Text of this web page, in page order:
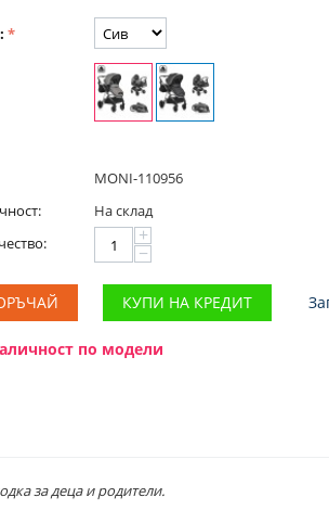
MONI-110956
На склад
+
−
КУПИ НА КРЕДИТ
по модели
за деца и родители.